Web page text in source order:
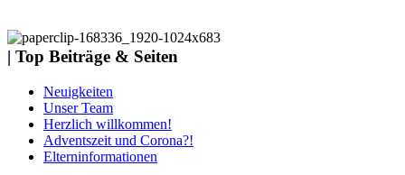
| Top Beiträge & Seiten
Neuigkeiten
Unser Team
Herzlich willkommen!
Adventszeit und Corona?!
Elterninformationen